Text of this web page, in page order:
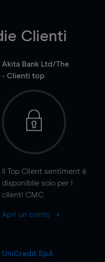
Clienti
Akita Bank Ltd/The
- Clienti top
Il Top Client sentiment è
disponibile solo per i
clienti CMC
Apri un conto
UniCredit SpA